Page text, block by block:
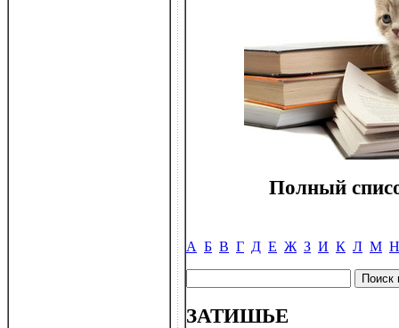
Полный
А Б В Г Д Е Ж З И К Л М Н
ЗАТИШЬЕ